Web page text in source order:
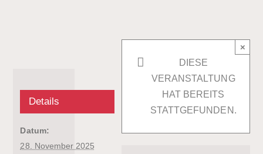
DIESE
VERANSTALTUNG
HAT BEREITS
STATTGEFUNDEN.
×
Details
Datum:
28. November 2025